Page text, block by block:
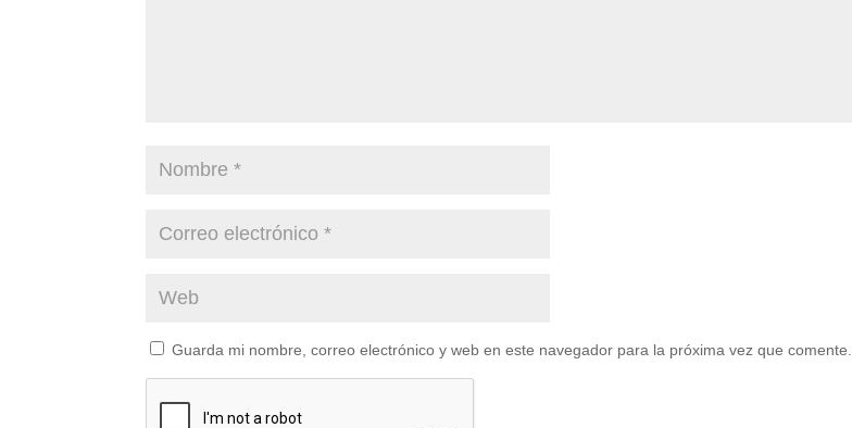
Guarda mi nombre, correo electrónico y web en este navegador para la próxima vez que comente.